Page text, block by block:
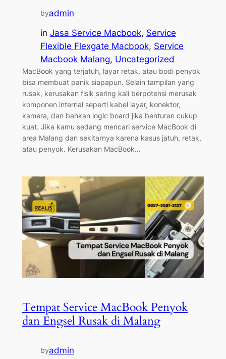
byadmin
in Jasa Service Macbook, Service
Flexible Flexgate Macbook, Service
Macbook Malang, Uncategorized
MacBook yang terjatuh, layar retak, atau bodi penyok
bisa membuat panik siapapun. Selain tampilan yang
rusak, kerusakan fisik sering kali berpotensi merusak
komponen internal seperti kabel layar, konektor,
kamera, dan bahkan logic board jika benturan cukup
kuat. Jika kamu sedang mencari service MacBook di
area Malang dan sekitarnya karena kasus jatuh, retak,
atau penyok. Kerusakan MacBook…
Tempat Service MacBook Penyok
dan Engsel Rusak di Malang
byadmin